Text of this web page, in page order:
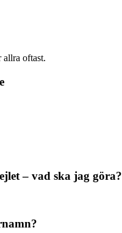
oftast.
– vad ska jag göra?